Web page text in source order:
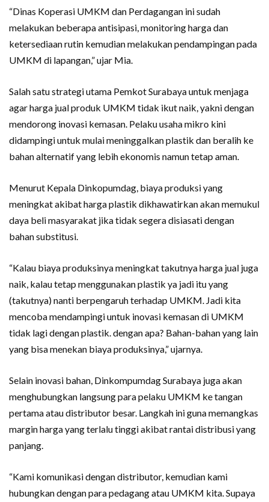
“Dinas Koperasi UMKM dan Perdagangan ini sudah
melakukan beberapa antisipasi, monitoring harga dan
ketersediaan rutin kemudian melakukan pendampingan pada
UMKM di lapangan,” ujar Mia.
Salah satu strategi utama Pemkot Surabaya untuk menjaga
agar harga jual produk UMKM tidak ikut naik, yakni dengan
mendorong inovasi kemasan. Pelaku usaha mikro kini
didampingi untuk mulai meninggalkan plastik dan beralih ke
bahan alternatif yang lebih ekonomis namun tetap aman.
Menurut Kepala Dinkopumdag, biaya produksi yang
meningkat akibat harga plastik dikhawatirkan akan memukul
daya beli masyarakat jika tidak segera disiasati dengan
bahan substitusi.
“Kalau biaya produksinya meningkat takutnya harga jual juga
naik, kalau tetap menggunakan plastik ya jadi itu yang
(takutnya) nanti berpengaruh terhadap UMKM. Jadi kita
mencoba mendampingi untuk inovasi kemasan di UMKM
tidak lagi dengan plastik. dengan apa? Bahan-bahan yang lain
yang bisa menekan biaya produksinya,” ujarnya.
Selain inovasi bahan, Dinkompumdag Surabaya juga akan
menghubungkan langsung para pelaku UMKM ke tangan
pertama atau distributor besar. Langkah ini guna memangkas
margin harga yang terlalu tinggi akibat rantai distribusi yang
panjang.
“Kami komunikasi dengan distributor, kemudian kami
hubungkan dengan para pedagang atau UMKM kita. Supaya